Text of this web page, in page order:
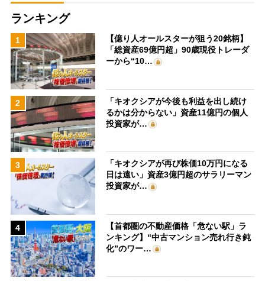
ランキング
1
【億り人オールスターが狙う20銘柄】
「総資産69億円超」90歳現役トレーダ
ーから“10…
2
「キオクシアが今後も利益を出し続け
るかは分からない」資産11億円の個人
投資家が…
3
「キオクシアが再び株価10万円になる
日は遠い」資産3億円超のサラリーマン
投資家が…
4
【首都圏の不動産価格「危ない駅」ラ
ンキング】“中古マンション売れ行き鈍
化”のワー…